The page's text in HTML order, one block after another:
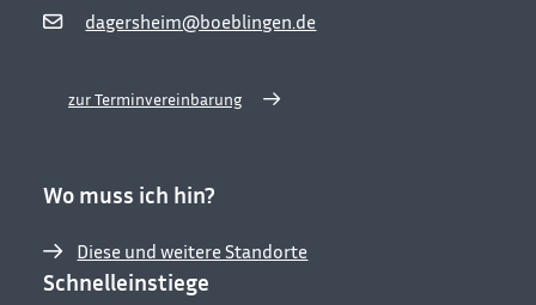
dagersheim@boeblingen.de
zur Terminvereinbarung
Wo muss ich hin?
Diese und weitere Standorte
Schnelleinstiege